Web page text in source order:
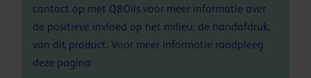
contact op met Q8Oils voor meer informatie over
de positieve invloed op het milieu, de handafdruk,
van dit product. Voor meer informatie raadpleeg
deze pagina